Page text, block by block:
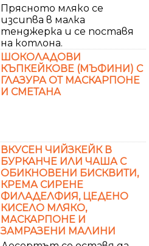
Прясното мляко се
изсипва в малка
тенджерка и се поставя
на котлона.
ШОКОЛАДОВИ
КЪПКЕЙКОВЕ (МЪФИНИ) С
ГЛАЗУРА ОТ МАСКАРПОНЕ
И СМЕТАНА
ВКУСЕН ЧИЙЗКЕЙК В
БУРКАНЧЕ ИЛИ ЧАША С
ОБИКНОВЕНИ БИСКВИТИ,
КРЕМА СИРЕНЕ
ФИЛАДЕЛФИЯ, ЦЕДЕНО
КИСЕЛО МЛЯКО,
МАСКАРПОНЕ И
ЗАМРАЗЕНИ МАЛИНИ